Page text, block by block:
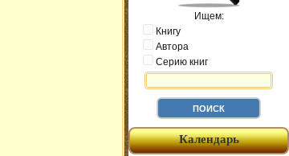
Ищем:
Книгу
Автора
Серию книг
Календарь